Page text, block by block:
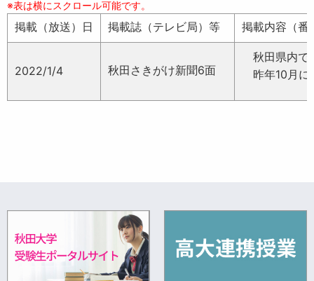
掲載（放送）日 掲載誌（テレビ局）等 掲載内容（番
2022/1/4 秋田さきがけ新聞6面
秋田県内で
昨年10月に